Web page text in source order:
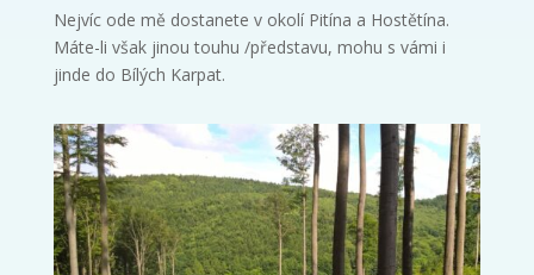
Nejvíc ode mě dostanete v okolí Pitína a Hostětína.
Máte-li však jinou touhu /představu, mohu s vámi i
jinde do Bílých Karpat.